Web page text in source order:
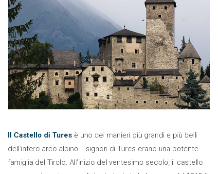
Il Castello di Turesè uno dei manieri più grandi e più belli
dell’intero arco alpino. I signori di Tures erano una potente
famiglia del Tirolo. All’inizio del ventesimo secolo, il castello